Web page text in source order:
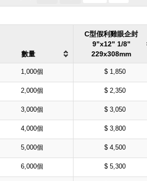
數量
C型假利雞眼企封
9"x12" 1/8"
229x308mm
1,000個 $ 1,850
2,000個 $ 2,350
3,000個 $ 3,050
4,000個 $ 3,800
5,000個 $ 4,500
6,000個 $ 5,300